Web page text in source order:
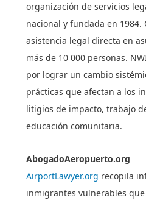
organización de servicios
nacional y fundada en 1984.
asistencia legal directa en
más de 10 000 personas.
por lograr un cambio
prácticas que afectan a los
litigios de impacto, trabajo
educación comunitaria.
AbogadoAeropuerto.org
AirportLawyer.org recopila
inmigrantes vulnerables